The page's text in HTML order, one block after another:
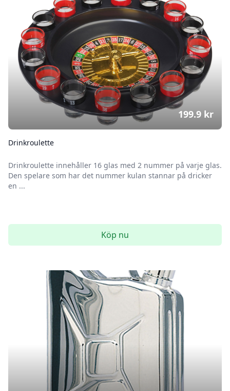
Drinkroulette
Drinkroulette innehåller 16 glas med 2 nummer på varje glas.
Den spelare som har det nummer kulan stannar på dricker
en ...
199.9 kr
Köp nu